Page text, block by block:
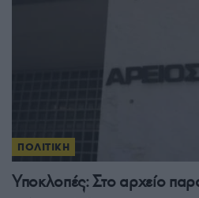
ΠΟΛΙΤΙΚΗ
Υποκλοπές: Στο αρχείο